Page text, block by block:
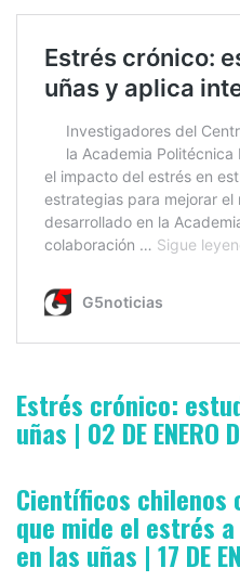
Estrés crónico:
uñas | 02 DE ENERO
Científicos chilenos
que mide el estrés
en las uñas | 17 DE